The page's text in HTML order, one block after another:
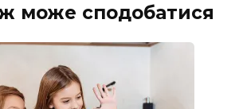
може сподобатися